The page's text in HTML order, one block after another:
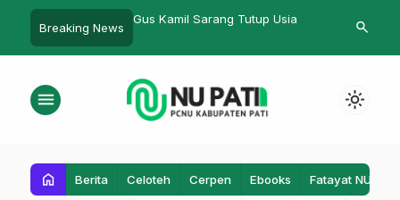
Breaking News
Kamil Sarang Tutup Usia
IPMAFA Pati Luncurkan Prodi HKI
search
menu light_mode
home Berita Celoteh Cerpen Ebooks Fatayat NU